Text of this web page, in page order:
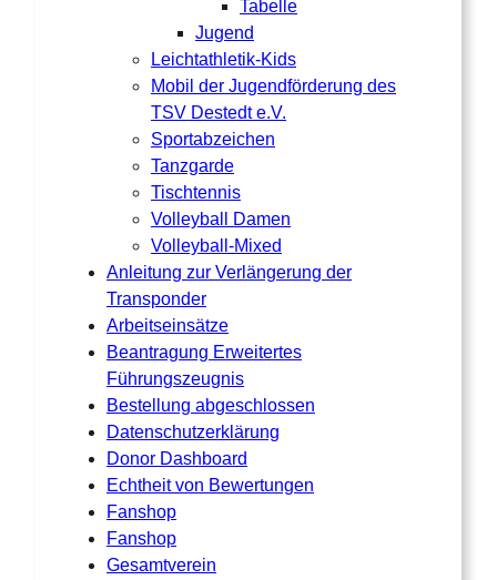
Tabelle
Jugend
Leichtathletik-Kids
Mobil der Jugendförderung des
TSV Destedt e.V.
Sportabzeichen
Tanzgarde
Tischtennis
Volleyball Damen
Volleyball-Mixed
Anleitung zur Verlängerung der
Transponder
Arbeitseinsätze
Beantragung Erweitertes
Führungszeugnis
Bestellung abgeschlossen
Datenschutzerklärung
Donor Dashboard
Echtheit von Bewertungen
Fanshop
Fanshop
Gesamtverein